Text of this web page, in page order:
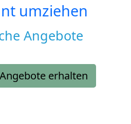
umziehen
Angebote
erhalten